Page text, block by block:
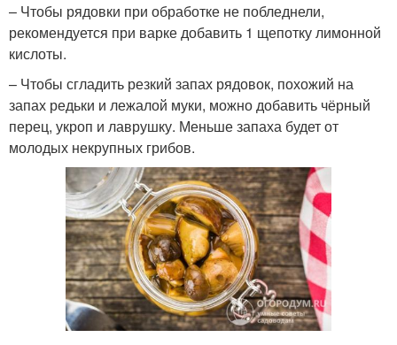
– Чтобы рядовки при обработке не побледнели,
рекомендуется при варке добавить 1 щепотку лимонной
кислоты.
– Чтобы сгладить резкий запах рядовок, похожий на
запах редьки и лежалой муки, можно добавить чёрный
перец, укроп и лаврушку. Меньше запаха будет от
молодых некрупных грибов.